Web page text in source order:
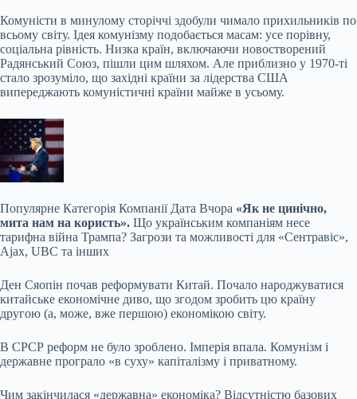
Комуністи в минулому сторіччі здобули чимало прихильників по
всьому світу. Ідея комунізму подобається масам: усе порівну,
соціальна рівність. Низка країн, включаючи новостворений
Радянський Союз, пішли цим шляхом. Але приблизно у 1970-ті
стало зрозуміло, що західні країни за лідерства США
випереджають комуністичні країни майже в усьому.
Популярне Категорія Компанії Дата Вчора «Як не цинічно,
мита нам на користь». Що українським компаніям несе
тарифна війна Трампа? Загрози та можливості для «Сентравіс»,
Ajax, UBC та інших
Ден Сяопін почав реформувати Китай. Почало народжуватися
китайське економічне диво, що згодом зробить цю країну
другою (а, може, вже першою) економікою світу.
В СРСР реформ не було зроблено. Імперія впала. Комунізм і
державне програло «в суху» капіталізму і приватному.
Чим закінчилася «державна» економіка? Відсутністю базових